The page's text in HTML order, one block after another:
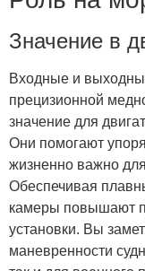
Значение в
Входные и
прецизионной
значение для
Они помогают
жизненно важно
Обеспечивая
камеры повышают
установки. Вы
маневренности